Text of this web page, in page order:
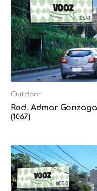
Outdoor
Rod. Admar
(1067)